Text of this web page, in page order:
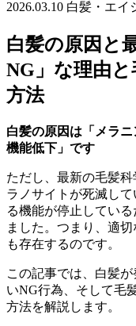
2026.03.10 白髪・エイ
白髪の原因と
NG」な理由
方法
白髪の原因は「メラ
機能低下」です
ただし、最新の毛髪
ラノサイトが死滅し
る機能が停止してい
ました。つまり、適
も存在するのです。
この記事では、白髪
いNG行為、そして毛
方法を解説します。